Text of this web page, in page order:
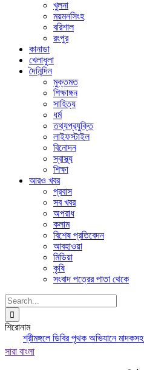
খুলনা
ময়মনসিংহ
বরিশাল
রংপুর
কানাডা
খেলাধুলা
দৈনিন্দিন
মুক্তমত
শিক্ষাঙ্গন
সাহিত্য
ধর্ম
তথ্যপ্রযুক্তি
লাইফস্টাইল
বিনোদন
স্বাস্থ্য
শিক্ষা
আরও খবর
প্রবাস
সব খবর
অপরাধ
কলাম
বিশেষ প্রতিবেদন
আবহাওয়া
মিডিয়া
কৃষি
সংবাদ পত্রের পাতা থেকে
Search
for:
শিরোনাম
শ্রীমঙ্গলে ডিবির পৃথক অভিযানে মাদকসহ
সারা বাংলা